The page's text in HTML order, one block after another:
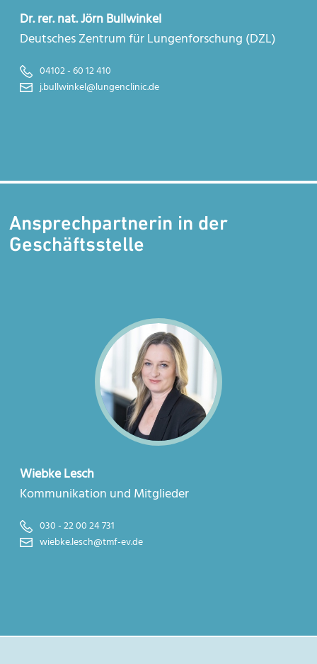
Dr. rer. nat. Jörn Bullwinkel
Deutsches Zentrum für Lungenforschung (DZL)
04102 - 60 12 410
j.bullwinkel@lungenclinic.de
Ansprechpartnerin in der
Geschäftsstelle
Wiebke Lesch
Kommunikation und Mitglieder
030 - 22 00 24 731
wiebke.lesch@tmf-ev.de